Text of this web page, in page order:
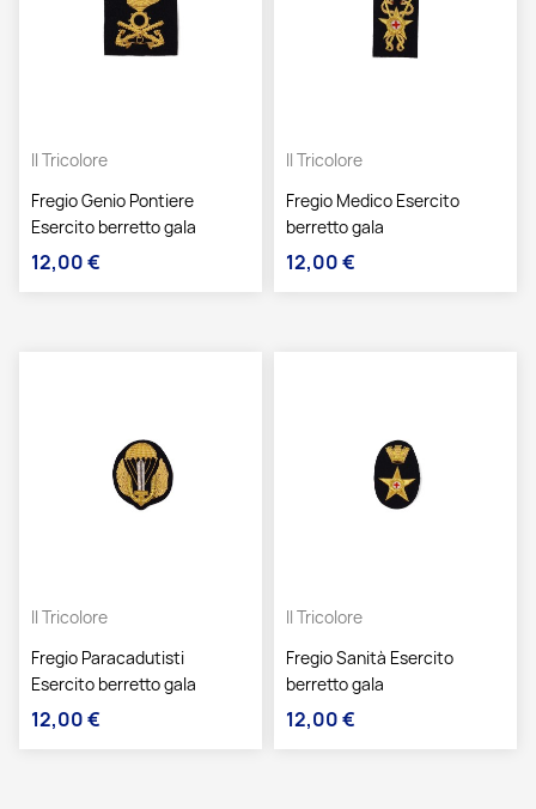
Il Tricolore
Fregio Genio Pontiere
Esercito berretto gala
Prezzo
12,00 €
Il Tricolore
Fregio Medico Esercito
berretto gala
Prezzo
12,00 €
Il Tricolore
Fregio Paracadutisti
Esercito berretto gala
Prezzo
12,00 €
Il Tricolore
Fregio Sanità Esercito
berretto gala
Prezzo
12,00 €